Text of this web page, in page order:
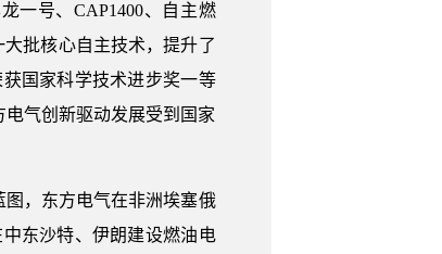
一号、CAP1400、自主燃
批核心自主技术，提升了
国家科学技术进步奖一等
气创新驱动发展受到国家
图，东方电气在非洲埃塞俄
东沙特、伊朗建设燃油电